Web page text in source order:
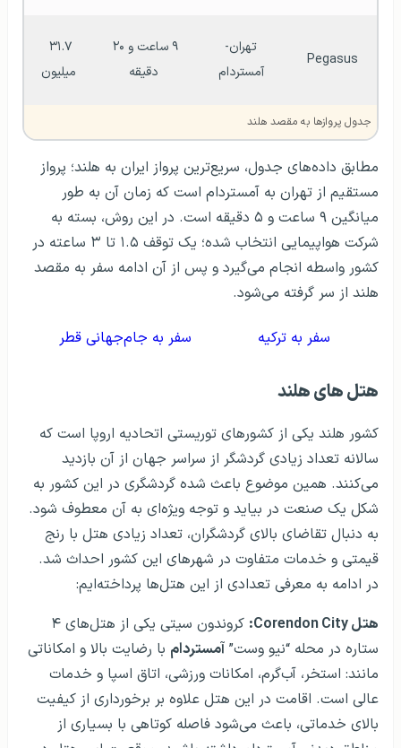
Pegasus
تهران-
آمستردام
دقیقه
میلیون
جدول پروازها به مقصد هلند
مطابق داده‌های جدول، سریع‌ترین پرواز ایران به هلند؛ پرواز
مستقیم از تهران به آمستردام است که زمان آن به طور
میانگین ۹ ساعت و ۵ دقیقه است. در این روش، بسته به
شرکت هواپیمایی انتخاب شده؛ یک توقف ۱.۵ تا ۳ ساعته در
کشور واسطه انجام می‌گیرد و پس از آن ادامه سفر به مقصد
هلند از سر گرفته می‌شود.
سفر به ترکیه سفر به جام‌جهانی قطر
هتل های هلند
کشور هلند یکی از کشورهای توریستی اتحادیه اروپا است که
سالانه تعداد زیادی گردشگر از سراسر جهان از آن بازدید
می‌کنند. همین موضوع باعث شده گردشگری در این کشور به
شکل یک صنعت در بیاید و توجه ویژه‌ای به آن معطوف شود.
به دنبال تقاضای بالای گردشگران، تعداد زیادی هتل با رنج
قیمتی و خدمات متفاوت در شهرهای این کشور احداث شد.
در ادامه به معرفی تعدادی از این هتل‌ها پرداخته‌ایم:
هتل Corendon City:
کروندون سیتی یکی از هتل‌های ۴
ستاره در محله “نیو وست” آمستردام با رضایت بالا و امکاناتی
مانند: استخر، آب‌گرم، امکانات ورزشی، اتاق اسپا و خدمات
عالی است. اقامت در این هتل علاوه بر برخورداری از کیفیت
بالای خدماتی، باعث می‌شود فاصله کوتاهی با بسیاری از